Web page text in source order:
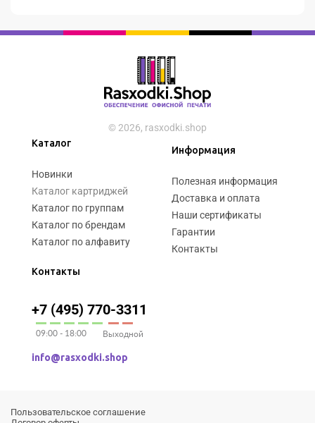
© 2026, rasxodki.shop
Каталог
Новинки
Каталог картриджей
Каталог по группам
Каталог по брендам
Каталог по алфавиту
Информация
Полезная информация
Доставка и оплата
Наши сертификаты
Гарантии
Контакты
Контакты
+7 (495) 770-3311
09:00 - 18:00 Выходной
info@rasxodki.shop
Пользовательское соглашение